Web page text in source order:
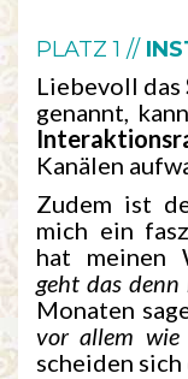
PLATZ 1 //
Liebevoll das
genannt,
Kanälen
Zudem ist
mich ein
hat meinen
geht das denn
Monaten
vor allem wie
scheiden